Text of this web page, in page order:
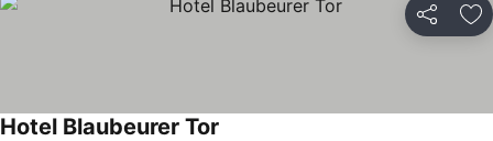
Teilen
Hotel Blaubeurer Tor